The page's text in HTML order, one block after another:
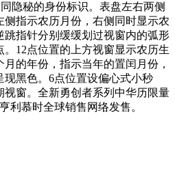
隐秘的身份标识。表盘左右两侧
指示农历月份，右侧同时显示农
跳指针分别缓缓划过视窗内的弧形
12点位置的上方视窗显示农历生
的年份，指示当年的置闰月份，
现黑色。6点位置设偏心式小秒
窗。全新勇创者系列中华历限量
利慕时全球销售网络发售。